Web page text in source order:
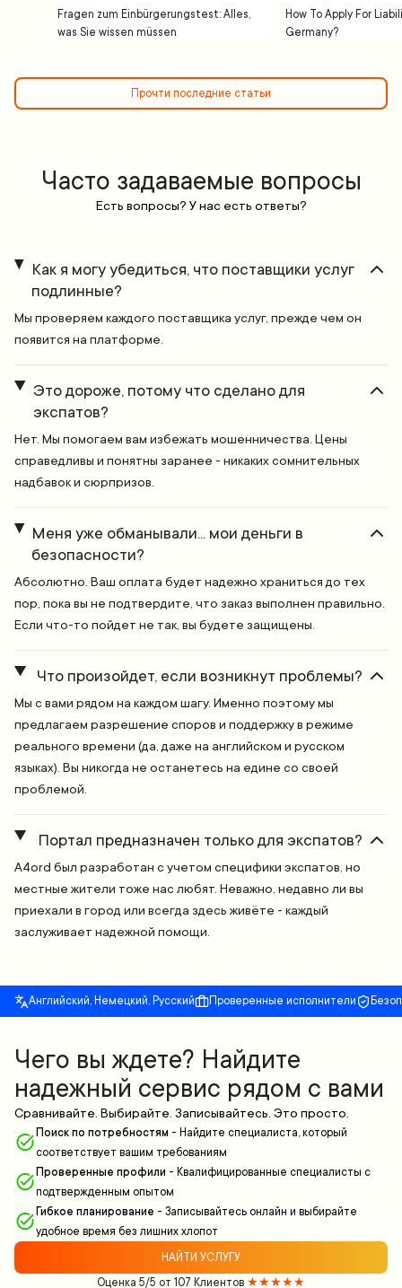
Fragen zum Einbürgerungstest: Alles,
was Sie wissen müssen
How To Apply For
Germany?
Прочти последние статьи
Часто задаваемые вопросы
Есть вопросы? У нас есть ответы?
Как я могу убедиться, что поставщики услуг
подлинные?
Мы проверяем каждого поставщика услуг, прежде чем он
появится на платформе.
Это дороже, потому что сделано для
экспатов?
Нет. Мы помогаем вам избежать мошенничества. Цены
справедливы и понятны заранее - никаких сомнительных
надбавок и сюрпризов.
Меня уже обманывали... мои деньги в
безопасности?
Абсолютно. Ваш оплата будет надежно храниться до тех
пор, пока вы не подтвердите, что заказ выполнен правильно.
Если что-то пойдет не так, вы будете защищены.
Что произойдет, если возникнут проблемы?
Мы с вами рядом на каждом шагу. Именно поэтому мы
предлагаем разрешение споров и поддержку в режиме
реального времени (да, даже на английском и русском
языках). Вы никогда не останетесь на едине со своей
проблемой.
Портал предназначен только для экспатов?
A4ord был разработан с учетом специфики экспатов, но
местные жители тоже нас любят. Неважно, недавно ли вы
приехали в город или всегда здесь живёте - каждый
заслуживает надежной помощи.
Английский, Немецкий, Русский Проверенные исполнители
Чего вы ждете? Найдите
надежный сервис рядом с вами
Сравнивайте. Выбирайте. Записывайтесь. Это просто.
Поиск по потребностям - Найдите специалиста, который
соответствует вашим требованиям
Проверенные профили - Квалифицированные специалисты с
подтвержденным опытом
Гибкое планирование - Записывайтесь онлайн и выбирайте
удобное время без лишних хлопот
НАЙТИ УСЛУГУ
Оценка 5/5 от 107 Клиентов ★★★★★